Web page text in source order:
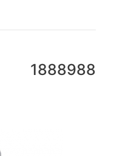
1888988